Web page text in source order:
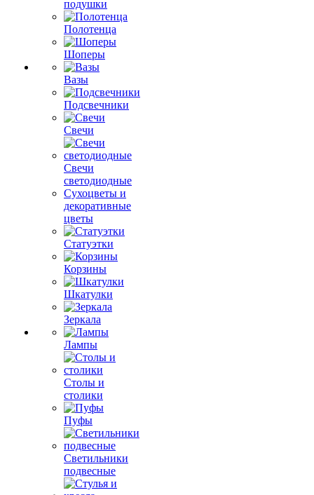
подушки
Полотенца
Шоперы
Вазы
Подсвечники
Свечи
Свечи
светодиодные
Сухоцветы и
декоративные
цветы
Статуэтки
Корзины
Шкатулки
Зеркала
Лампы
Столы и
столики
Пуфы
Светильники
подвесные